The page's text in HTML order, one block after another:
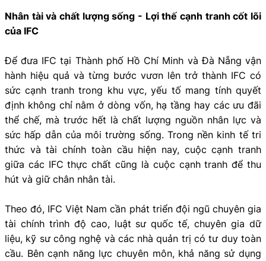
Nhân tài và chất lượng sống - Lợi thế cạnh tranh cốt lõi
của IFC
Để đưa IFC tại Thành phố Hồ Chí Minh và Đà Nẵng vận
hành hiệu quả và từng bước vươn lên trở thành IFC có
sức cạnh tranh trong khu vực, yếu tố mang tính quyết
định không chỉ nằm ở dòng vốn, hạ tầng hay các ưu đãi
thể chế, mà trước hết là chất lượng nguồn nhân lực và
sức hấp dẫn của môi trường sống. Trong nền kinh tế tri
thức và tài chính toàn cầu hiện nay, cuộc cạnh tranh
giữa các IFC thực chất cũng là cuộc cạnh tranh để thu
hút và giữ chân nhân tài.
Theo đó, IFC Việt Nam cần phát triển đội ngũ chuyên gia
tài chính trình độ cao, luật sư quốc tế, chuyên gia dữ
liệu, kỹ sư công nghệ và các nhà quản trị có tư duy toàn
cầu. Bên cạnh năng lực chuyên môn, khả năng sử dụng